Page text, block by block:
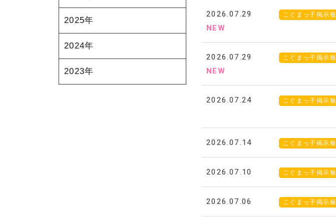
2025年
2024年
2023年
2026.07.29
NEW
こぐまっ子掲示板
2026.07.29
NEW
こぐまっ子掲示板
2026.07.24 こぐまっ子掲示板
2026.07.14 こぐまっ子掲示板
2026.07.10 こぐまっ子掲示板
2026.07.06 こぐまっ子掲示板